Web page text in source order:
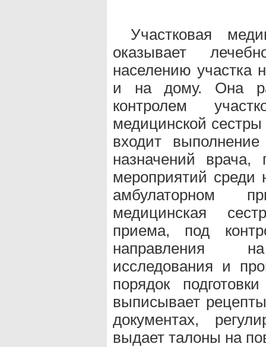
Участковая
оказывает
населению участка
и на дому. Она
контролем
медицинской
входит
назначений врача,
мероприятий среди
амбулаторном
медицинская
приема, под
направления на
исследования и
порядок
выписывает
документах,
выдает талоны на